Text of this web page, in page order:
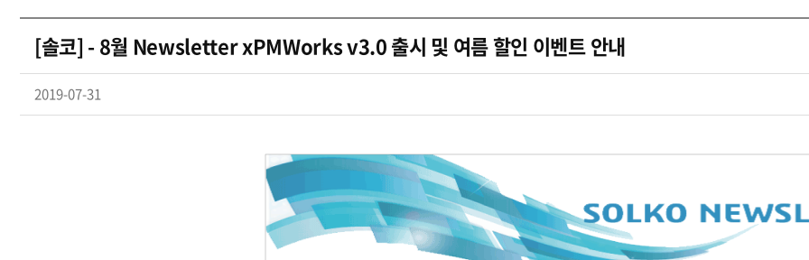
[솔코] - 8월 Newsletter xPMWorks v3.0 출시 및 여름 할인 이벤트 안내
2019-07-31